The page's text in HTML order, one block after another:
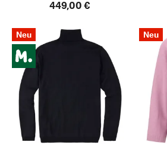
449,00 €
Neu Neu